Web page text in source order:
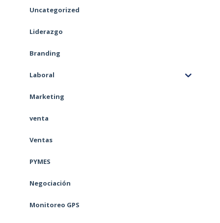
Uncategorized
Liderazgo
Branding
Laboral
Marketing
venta
Ventas
PYMES
Negociación
Monitoreo GPS